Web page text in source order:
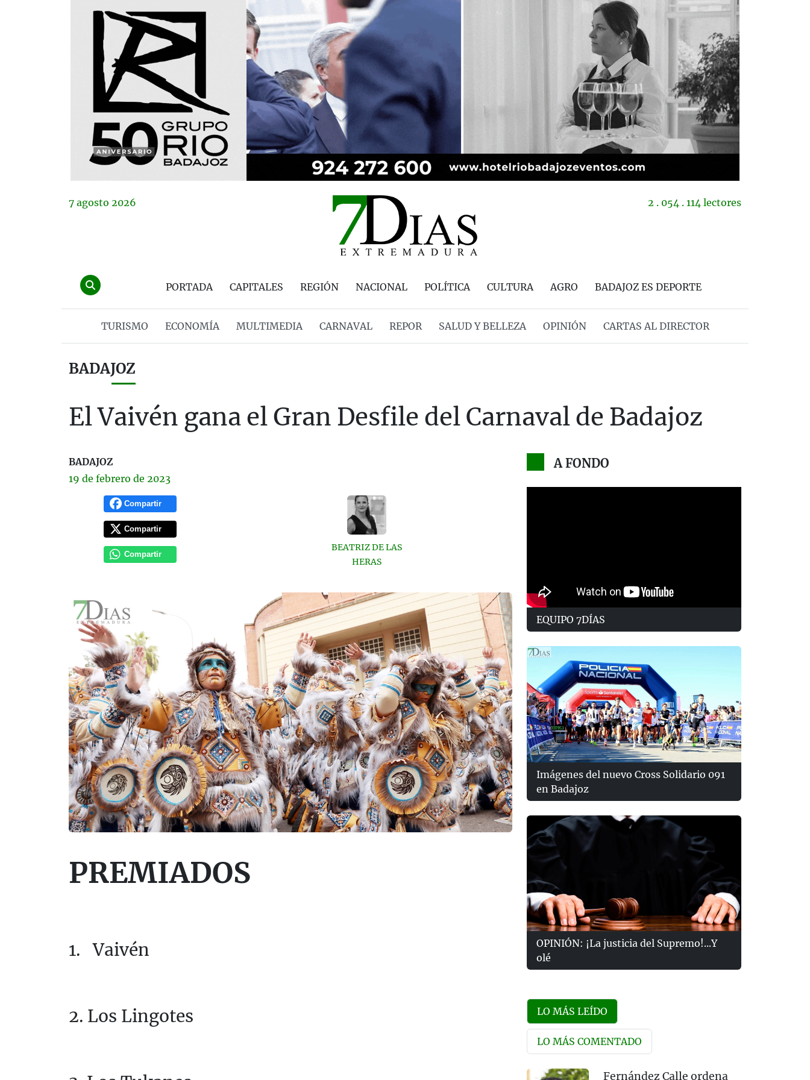
7 agosto 2026 2 . 054 . 114 lectores
PORTADA CAPITALES REGIÓN NACIONAL POLÍTICA CULTURA AGRO BADAJOZ ES DEPORTE
TURISMO ECONOMÍA MULTIMEDIA CARNAVAL REPOR SALUD Y BELLEZA OPINIÓN CARTAS AL DIRECTOR
BADAJOZ
El Vaivén gana el Gran Desfile del Carnaval de Badajoz
BADAJOZ
19 de febrero de 2023
Compartir
Compartir
Compartir
BEATRIZ DE LAS
HERAS
PREMIADOS
1. Vaivén
2. Los Lingotes
A FONDO
EQUIPO 7DÍAS
Imágenes del nuevo Cross Solidario 091
en Badajoz
OPINIÓN: ¡La justicia del Supremo!...Y
olé
LO MÁS LEÍDO
LO MÁS COMENTADO
Fernández Calle ordena